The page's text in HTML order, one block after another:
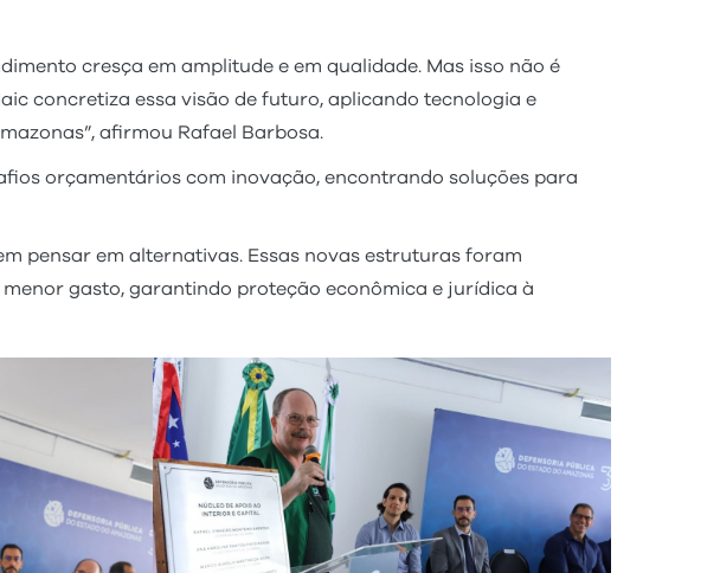
cresça em amplitude e em qualidade. Mas isso não é
concretiza essa visão de futuro, aplicando tecnologia e
afirmou Rafael Barbosa.
orçamentários com inovação, encontrando soluções para
pensar em alternativas. Essas novas estruturas foram
gasto, garantindo proteção econômica e jurídica à